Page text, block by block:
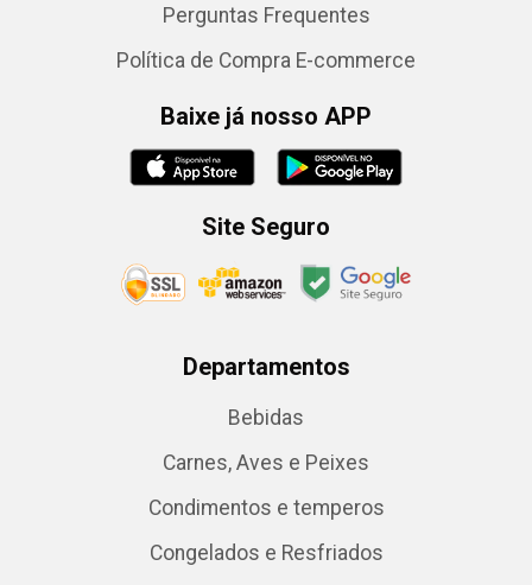
Perguntas Frequentes
Política de Compra E-commerce
Baixe já nosso APP
Site Seguro
Departamentos
Bebidas
Carnes, Aves e Peixes
Condimentos e temperos
Congelados e Resfriados